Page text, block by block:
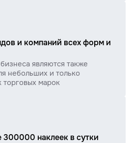
и компаний всех форм и
являются также
небольших и только
марок
наклеек в сутки